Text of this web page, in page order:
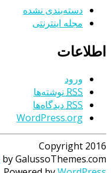
دسته‌بندی نشده
مجله اینترنتی
اطلاعات
ورود
RSS نوشته‌ها
RSS دیدگاه‌ها
WordPress.org
Copyright 2016
by GalussoThemes.com